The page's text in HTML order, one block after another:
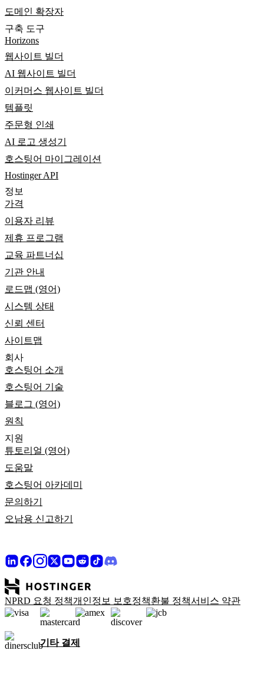
도메인 확장자
구축 도구
Horizons
웹사이트 빌더
AI 웹사이트 빌더
이커머스 웹사이트 빌더
템플릿
주문형 인쇄
AI 로고 생성기
호스팅어 마이그레이션
Hostinger API
정보
가격
이용자 리뷰
제휴 프로그램
교육 파트너십
기관 안내
로드맵 (영어)
시스템 상태
신뢰 센터
사이트맵
회사
호스팅어 소개
호스팅어 기술
블로그 (영어)
원칙
지원
튜토리얼 (영어)
도움말
호스팅어 아카데미
문의하기
오남용 신고하기
NPRD 요청 정책개인정보 보호정책환불 정책서비스 약관
기타 결제